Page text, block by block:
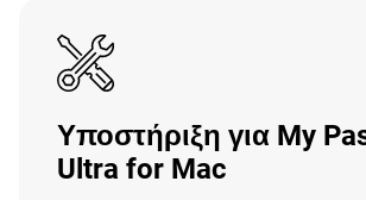
Υποστήριξη για My
Ultra for Mac